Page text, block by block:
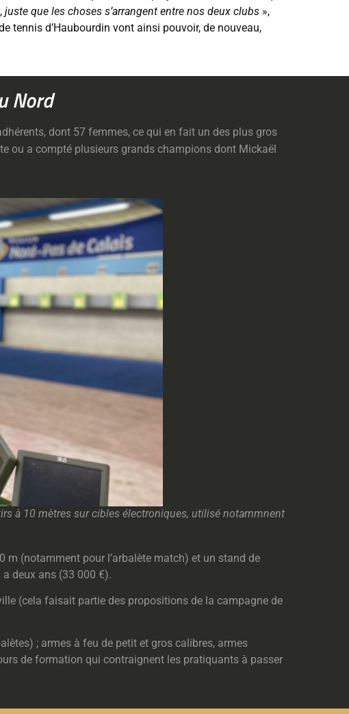
juste que les choses s’arrangent entre nos deux clubs »,
tennis d’Haubourdin vont ainsi pouvoir, de nouveau,
Nord
dont 57 femmes, ce qui en fait un des plus gros
ou a compté plusieurs grands champions dont Mickaël
à 10 mètres sur cibles électroniques, utilisé notammnent
m (notamment pour l’arbalète match) et un stand de
deux ans (33 000 €).
(cela faisait partie des propositions de la campagne de
; armes à feu de petit et gros calibres, armes
de formation qui contraignent les pratiquants à passer